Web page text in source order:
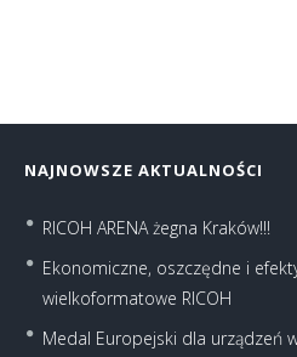
NAJNOWSZE AKTUALNOŚCI
RICOH ARENA żegna Kraków!!!
Ekonomiczne, oszczędne i
wielkoformatowe RICOH
Medal Europejski dla urządzeń